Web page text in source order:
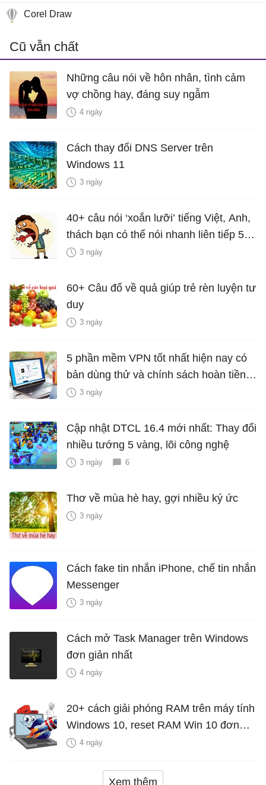
Corel Draw
Cũ vẫn chất
Những câu nói về hôn nhân, tình cảm
vợ chồng hay, đáng suy ngẫm
4 ngày
Cách thay đổi DNS Server trên
Windows 11
3 ngày
40+ câu nói ‘xoắn lưỡi’ tiếng Việt, Anh,
thách bạn có thể nói nhanh liên tiếp 5
lần mà vẫn trôi chảy
3 ngày
60+ Câu đố về quả giúp trẻ rèn luyện tư
duy
3 ngày
5 phần mềm VPN tốt nhất hiện nay có
bản dùng thử và chính sách hoàn tiền
miễn phí
3 ngày
Cập nhật DTCL 16.4 mới nhất: Thay đổi
nhiều tướng 5 vàng, lõi công nghệ
3 ngày 6
Thơ về mùa hè hay, gợi nhiều ký ức
3 ngày
Cách fake tin nhắn iPhone, chế tin nhắn
Messenger
3 ngày
Cách mở Task Manager trên Windows
đơn giản nhất
4 ngày
20+ cách giải phóng RAM trên máy tính
Windows 10, reset RAM Win 10 đơn
giản nhất
4 ngày
Xem thêm